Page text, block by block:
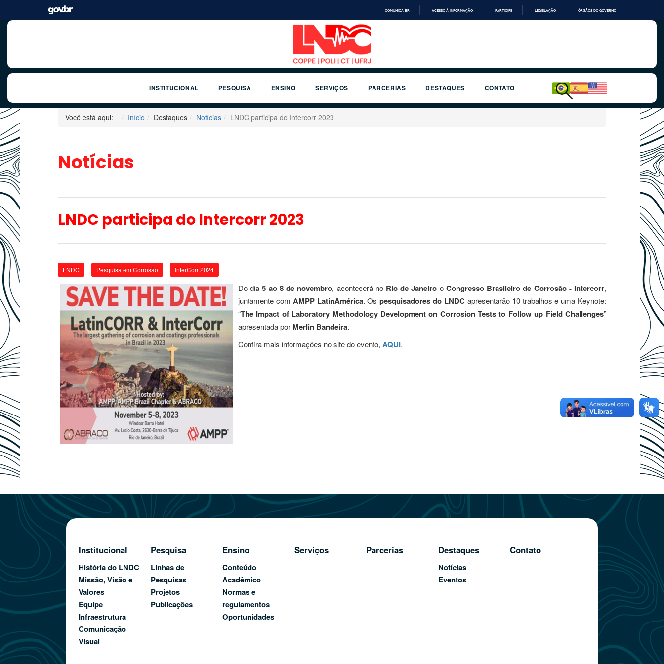
IR
PARA
O
CONTEÚDO
COMUNICA BR ACESSO À INFORMAÇÃO PARTICIPE LEGISLAÇÃO ÓRGÃOS DO GOVERNO
INSTITUCIONAL PESQUISA ENSINO SERVIÇOS PARCERIAS DESTAQUES CONTATO
Você está aqui: Início Destaques Notícias LNDC participa do Intercorr 2023
Notícias
LNDC participa do Intercorr 2023
LNDC Pesquisa em Corrosão InterCorr 2024
Do dia5 ao 8 de novembro, acontecerá no Rio de Janeiro o Congresso Brasileiro de Corrosão - Intercorr,
juntamente com AMPP LatinAmérica. Ospesquisadores do LNDCapresentarão 10 trabalhos e uma Keynote:
“The Impact of Laboratory Methodology Development on Corrosion Tests to Follow up Field Challenges”
apresentada por Merlin Bandeira.
Confira mais informações no site do evento, AQUI.
Institucional
História do LNDC
Missão, Visão e
Valores
Equipe
Infraestrutura
Comunicação
Visual
Pesquisa
Linhas de
Pesquisas
Projetos
Publicações
Ensino
Conteúdo
Acadêmico
Normas e
regulamentos
Oportunidades
Serviços Parcerias Destaques
Notícias
Eventos
Contato